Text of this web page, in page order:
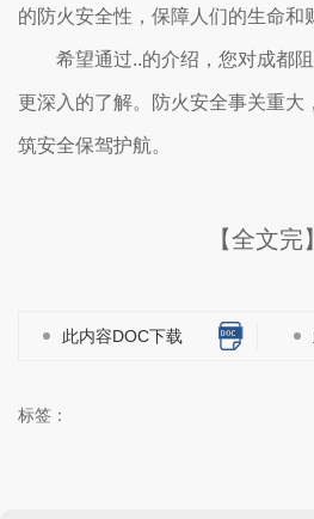
的防火安全性，保障人们的生命和
希望通过..的介绍，您对成都
更深入的了解。防火安全事关重大
筑安全保驾护航。
【全文完】
此内容DOC下载
标签：